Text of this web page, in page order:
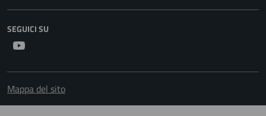
SEGUICI SU
Mappa del sito